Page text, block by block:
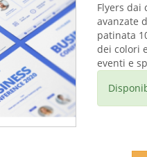
Flyers dai
avanzate
patinata
dei colori
eventi e